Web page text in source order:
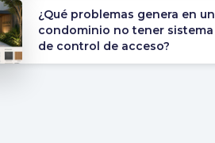
¿Qué problemas genera en un
condominio no tener sistema
de control de acceso?